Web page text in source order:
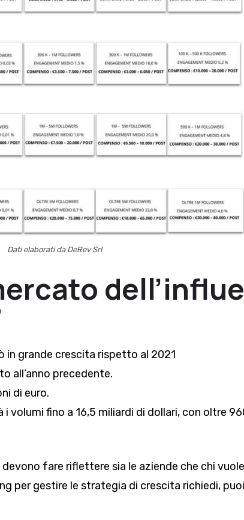
Dati elaborati da DeRev Srl
in grande crescita rispetto al 2021
all’anno precedente.
di euro.
i volumi fino a 16,5 miliardi di dollari, con oltre
fare riflettere sia le aziende che chi
per gestire le strategia di crescita richiedi,